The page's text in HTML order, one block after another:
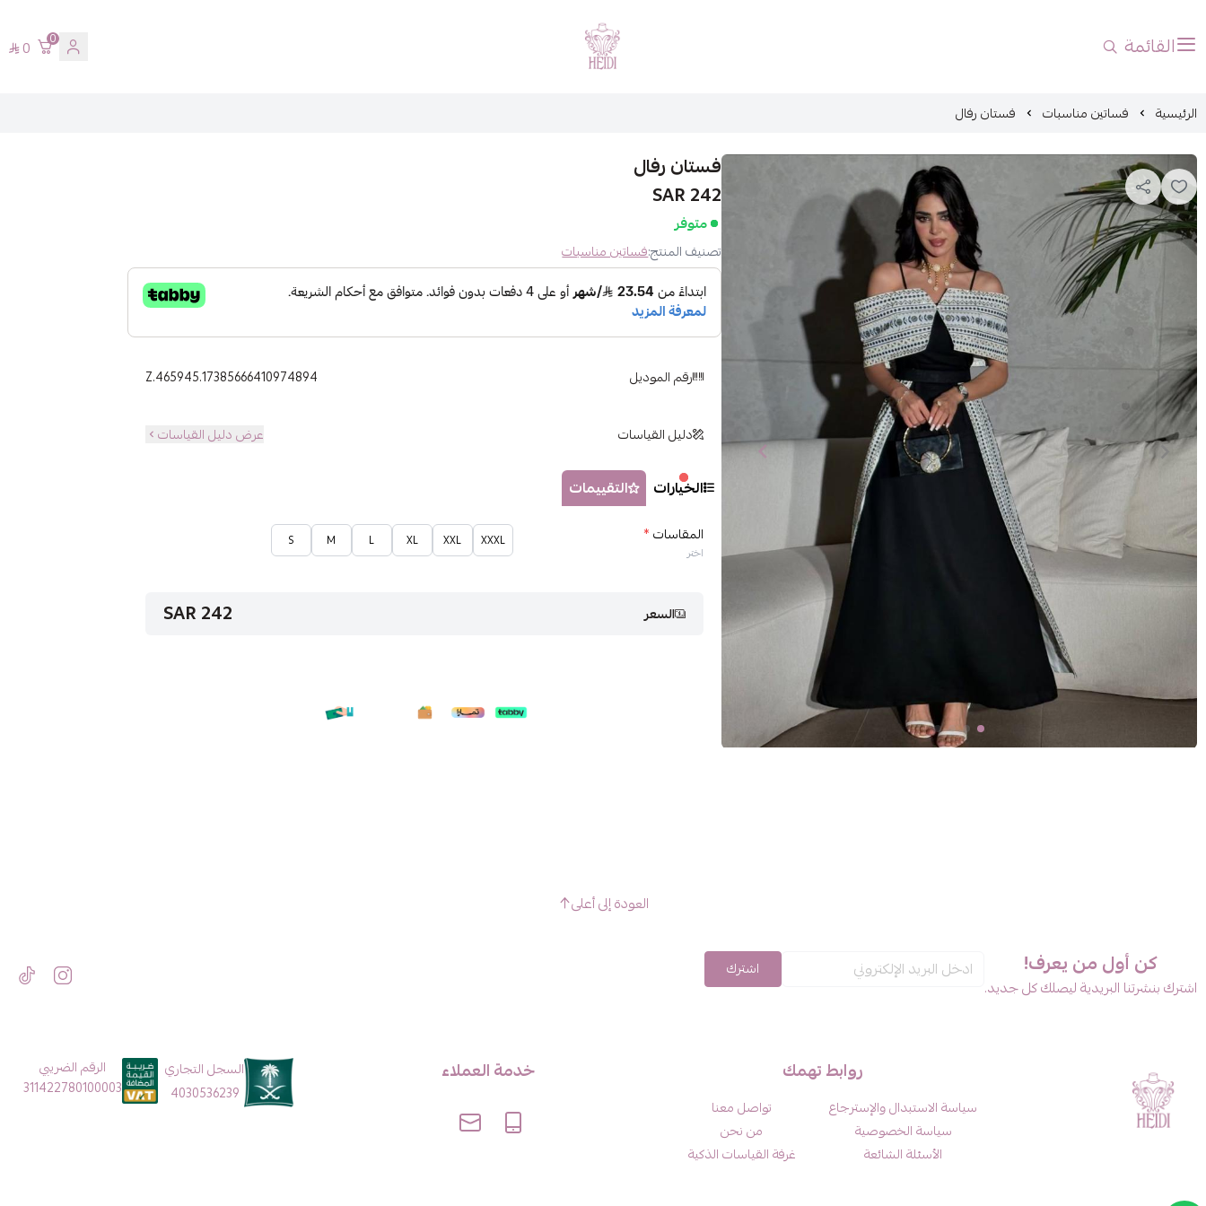
القائمة هايدي فاشن
0
0
الرئيسية فساتين مناسبات فستان رفال
فستان رفال
242 SAR
متوفر
تصنيف المنتج:فساتين مناسبات
رقم الموديل Z.465945.17385666410974894
دليل القياسات عرض دليل القياسات
الخيارات التقييمات
المقاسات*
اختر
XXXL
XXL
XL
L
M
S
السعر 242 SAR
العودة إلى أعلى
كن أول من يعرف!
اشترك بنشرتنا البريدية ليصلك كل جديد.
اشترك
روابط تهمك
سياسة الاستبدال والإسترجاع
سياسة الخصوصية
الأسئلة الشائعة
تواصل معنا
من نحن
غرفة القياسات الذكية
خدمة العملاء
السجل التجاري
4030536239
الرقم الضريبي
311422780100003